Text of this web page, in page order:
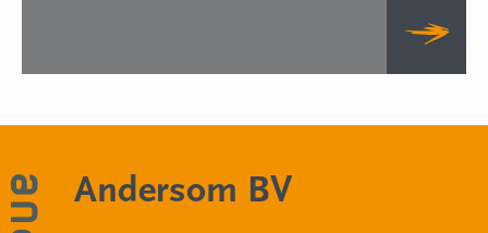
Andersom BV